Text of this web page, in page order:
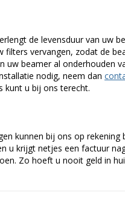
de levensduur van uw
vervangen, zodat de
uw beamer al onderhouden
nodig, neem dan
kunt u bij ons terecht.
kunnen bij ons op rekening
u krijgt netjes een factuur
Zo hoeft u nooit geld in